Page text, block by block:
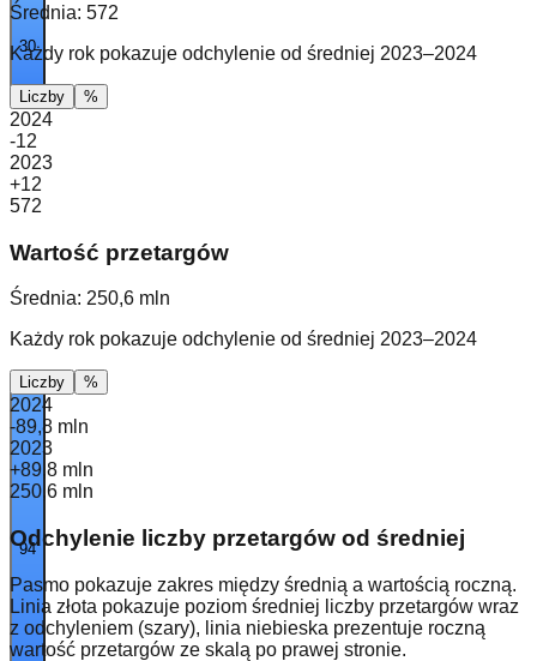
30
94
Średnia: 572
Każdy rok pokazuje odchylenie od średniej 2023–2024
Liczby %
2024
-12
2023
+12
572
Wartość przetargów
Średnia: 250,6 mln
Każdy rok pokazuje odchylenie od średniej 2023–2024
Liczby %
2024
-89,8 mln
2023
+89,8 mln
250,6 mln
Odchylenie liczby przetargów od średniej
Pasmo pokazuje zakres między średnią a wartością roczną.
Linia złota pokazuje poziom średniej liczby przetargów wraz
z odchyleniem (szary), linia niebieska prezentuje roczną
wartość przetargów ze skalą po prawej stronie.